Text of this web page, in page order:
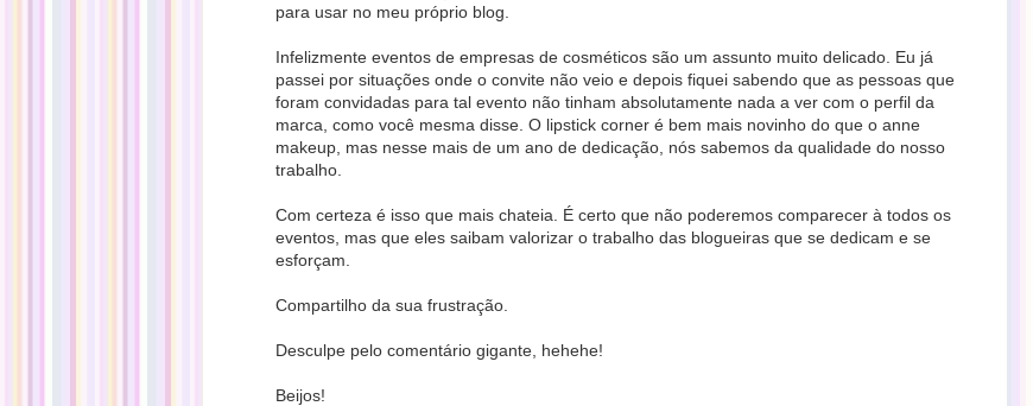
para usar no meu próprio blog.
Infelizmente eventos de empresas de cosméticos são um assunto muito delicado. Eu já
passei por situações onde o convite não veio e depois fiquei sabendo que as pessoas que
foram convidadas para tal evento não tinham absolutamente nada a ver com o perfil da
marca, como você mesma disse. O lipstick corner é bem mais novinho do que o anne
makeup, mas nesse mais de um ano de dedicação, nós sabemos da qualidade do nosso
trabalho.
Com certeza é isso que mais chateia. É certo que não poderemos comparecer à todos os
eventos, mas que eles saibam valorizar o trabalho das blogueiras que se dedicam e se
esforçam.
Compartilho da sua frustração.
Desculpe pelo comentário gigante, hehehe!
Beijos!